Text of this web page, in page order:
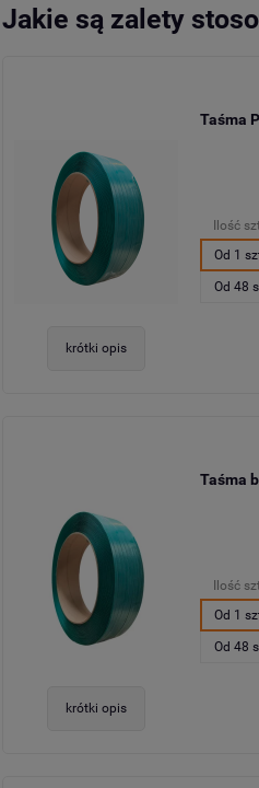
Jakie są zalety
Taśma
krótki opis
Ilość
Od 1
Od 48
Taśma
krótki opis
Ilość
Od 1
Od 48